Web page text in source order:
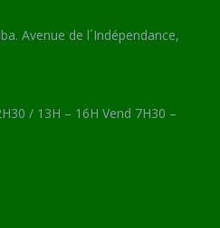
Avenue de l´Indépendance,
/ 13H – 16H Vend 7H30 –